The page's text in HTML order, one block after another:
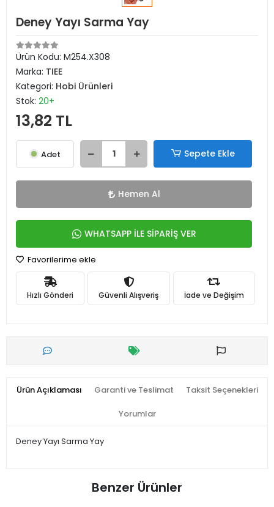
Deney Yayı Sarma Yay
Ürün Kodu: M254.X308
Marka: TIEE
Kategori: Hobi Ürünleri
Stok: 20+
13,82 TL
Adet Sepete Ekle
Hemen Al
WHATSAPP İLE SİPARİŞ VER
Favorilerime ekle
Hızlı Gönderi Güvenli Alışveriş İade ve Değişim
Ürün Açıklaması Garanti ve Teslimat Taksit Seçenekleri
Yorumlar
Deney Yayı Sarma Yay
Benzer Ürünler